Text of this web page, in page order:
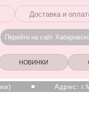
Доставка и
НОВИНКИ
Перейти на сайт
Адрес: